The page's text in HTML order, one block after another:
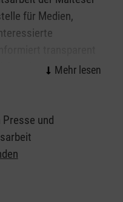
für Medien,
das ehrenamtliche
unterstützt bei
und
vielfältigen
verständlich und
und